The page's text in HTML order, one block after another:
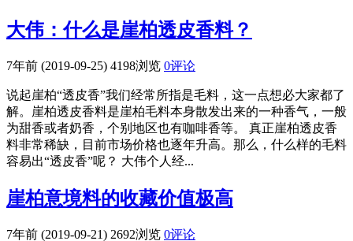
大伟：什么是崖柏透皮香料？
7年前 (2019-09-25) 4198浏览 0评论
说起崖柏“透皮香”我们经常所指是毛料，这一点想必大家都了
解。崖柏透皮香料是崖柏毛料本身散发出来的一种香气，一般
为甜香或者奶香，个别地区也有咖啡香等。 真正崖柏透皮香
料非常稀缺，目前市场价格也逐年升高。那么，什么样的毛料
容易出“透皮香”呢？ 大伟个人经...
崖柏意境料的收藏价值极高
7年前 (2019-09-21) 2692浏览 0评论